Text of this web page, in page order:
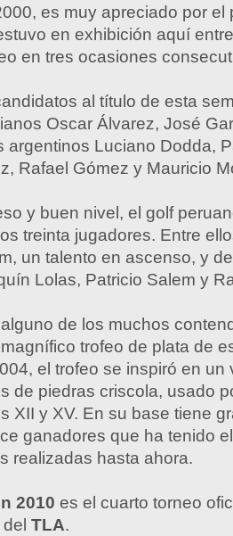
es muy apreciado por el
en exhibición aquí
en tres ocasiones
al título de esta
Oscar Álvarez, José
argentinos Luciano Dodda,
Rafael Gómez y Mauricio
y buen nivel, el golf
treinta jugadores. Entre
un talento en ascenso, y
Lolas, Patricio Salem y
de los muchos
trofeo de plata de
el trofeo se inspiró en un
de piedras criscola, usado
XII y XV. En su base tiene
ganadores que ha tenido
realizadas hasta ahora.
2010 es el cuarto torneo
TLA.